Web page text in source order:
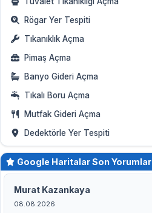
Rögar Yer Tespiti
Tıkanıklık Açma
Pimaş Açma
Banyo Gideri Açma
Tıkalı Boru Açma
Mutfak Gideri Açma
Dedektörle Yer Tespiti
Google Haritalar Son Yorumlar
Murat Kazankaya
08.08.2026